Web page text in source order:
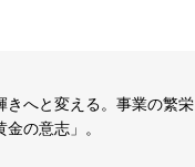
きへと変える。事業の繁栄
金の意志」。